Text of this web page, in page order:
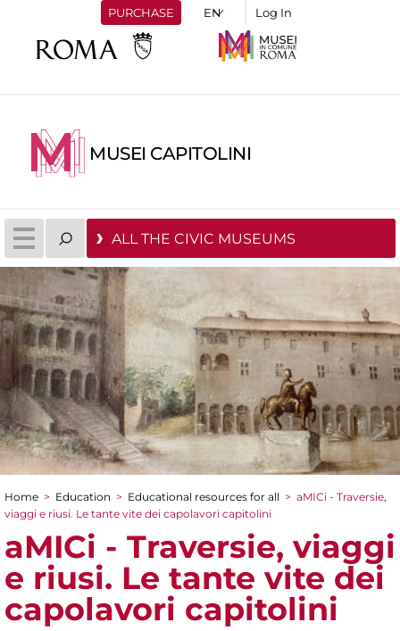
PURCHASE Log In
MUSEI CAPITOLINI
ALL THE CIVIC MUSEUMS
You are here
Home > Education > Educational resources for all > aMICi - Traversie,
viaggi e riusi. Le tante vite dei capolavori capitolini
aMICi - Traversie, viaggi
e riusi. Le tante vite dei
capolavori capitolini